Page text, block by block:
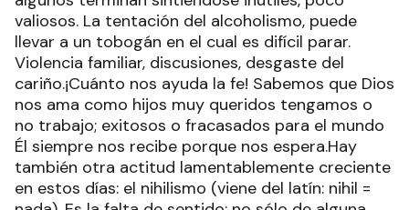
valiosos. La tentación del alcoholismo, puede
llevar a un tobogán en el cual es difícil parar.
Violencia familiar, discusiones, desgaste del
cariño.¡Cuánto nos ayuda la fe! Sabemos que Dios
nos ama como hijos muy queridos tengamos o
no trabajo; exitosos o fracasados para el mundo
Él siempre nos recibe porque nos espera.Hay
también otra actitud lamentablemente creciente
en estos días: el nihilismo (viene del latín: nihil =